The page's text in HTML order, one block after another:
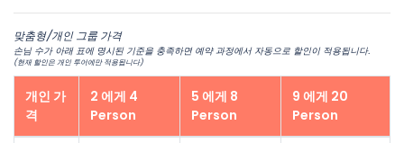
맞춤형/개인 그룹 가격
손님 수가 아래 표에 명시된 기준을 충족하면 예약 과정에서 자동으로 할인이 적용됩니다.
(현재 할인은 개인 투어에만 적용됩니다)
개인 가
격
2 에게 4
Person
5 에게 8
Person
9 에게 20
Person